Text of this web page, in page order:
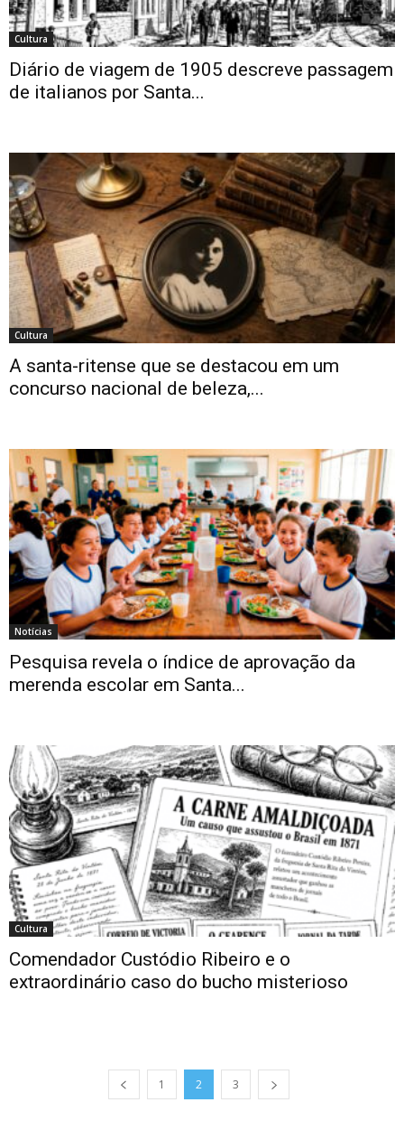
Cultura
Diário de viagem de 1905 descreve passagem
de italianos por Santa...
Cultura
A santa-ritense que se destacou em um
concurso nacional de beleza,...
Notícias
Pesquisa revela o índice de aprovação da
merenda escolar em Santa...
Cultura
Comendador Custódio Ribeiro e o
extraordinário caso do bucho misterioso
1 2 3